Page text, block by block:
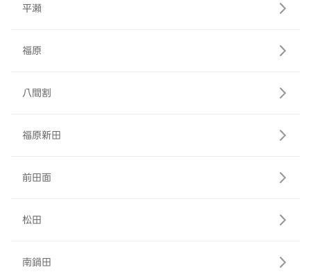
平瀬
福原
八間割
福原新田
前田面
松田
南鍋田